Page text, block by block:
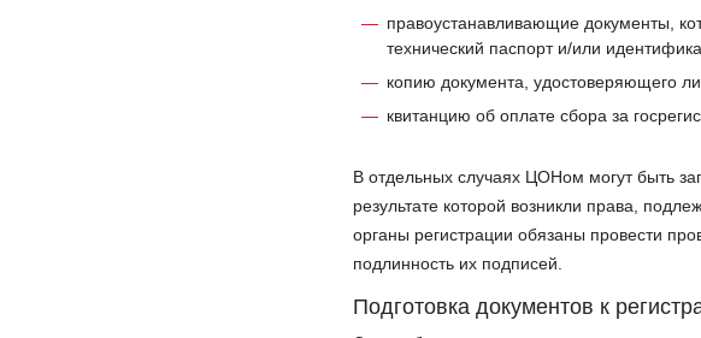
правоустанавливающие документы,
технический паспорт и/или
копию документа, удостоверяющего
квитанцию об оплате сбора за
В отдельных случаях ЦОНом могут быть
результате которой возникли права,
органы регистрации обязаны провести
подлинность их подписей.
Подготовка документов к